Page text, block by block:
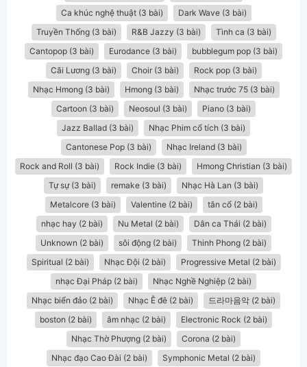
Ca khúc nghệ thuật (3 bài)
Dark Wave (3 bài)
Truyền Thống (3 bài)
R&B Jazzy (3 bài)
Tình ca (3 bài)
Cantopop (3 bài)
Eurodance (3 bài)
bubblegum pop (3 bài)
Cãi Lương (3 bài)
Choir (3 bài)
Rock pop (3 bài)
Nhạc Hmong (3 bài)
Hmong (3 bài)
Nhạc trước 75 (3 bài)
Cartoon (3 bài)
Neosoul (3 bài)
Piano (3 bài)
Jazz Ballad (3 bài)
Nhạc Phim cổ tích (3 bài)
Cantonese Pop (3 bài)
Nhạc Ireland (3 bài)
Rock and Roll (3 bài)
Rock Indie (3 bài)
Hmong Christian (3 bài)
Tự sự (3 bài)
remake (3 bài)
Nhạc Hà Lan (3 bài)
Metalcore (3 bài)
Valentine (2 bài)
tân cổ (2 bài)
nhạc hay (2 bài)
Nu Metal (2 bài)
Dân ca Thái (2 bài)
Unknown (2 bài)
sôi động (2 bài)
Thinh Phong (2 bài)
Spiritual (2 bài)
Nhạc Đội (2 bài)
Progressive Metal (2 bài)
nhạc Đại Pháp (2 bài)
Nhạc Nghề Nghiệp (2 bài)
Nhạc biển đảo (2 bài)
Nhạc Ê đê (2 bài)
드라마음악 (2 bài)
boston (2 bài)
âm nhạc (2 bài)
Electronic Rock (2 bài)
Nhạc Thờ Phượng (2 bài)
Corona (2 bài)
Nhạc đạo Cao Đài (2 bài)
Symphonic Metal (2 bài)